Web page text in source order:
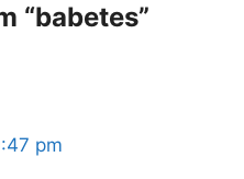
“babetes”
pm